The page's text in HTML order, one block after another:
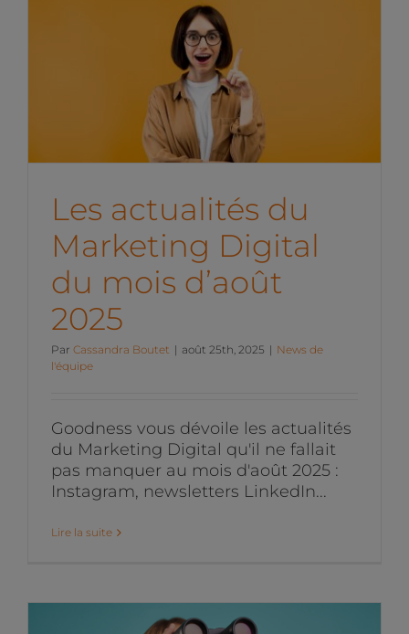
Les actualités du
Marketing Digital du mois
d’août 2025
News de l'équipe
Les actualités du
Marketing Digital
du mois d’août
2025
Par Cassandra Boutet | août 25th, 2025 | News de
l'équipe
Goodness vous dévoile les actualités
du Marketing Digital qu'il ne fallait
pas manquer au mois d'août 2025 :
Instagram, newsletters LinkedIn...
Lire la suite